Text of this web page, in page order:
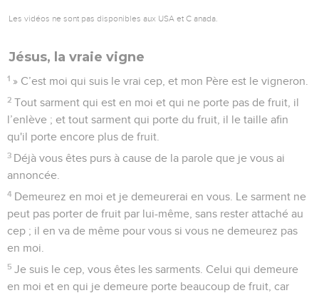
Les vidéos ne sont pas disponibles aux USA et C anada.
Jésus, la vraie vigne
1 » C’est moi qui suis le vrai cep, et mon Père est le vigneron.
2 Tout sarment qui est en moi et qui ne porte pas de fruit, il
l’enlève ; et tout sarment qui porte du fruit, il le taille afin
qu'il porte encore plus de fruit.
3 Déjà vous êtes purs à cause de la parole que je vous ai
annoncée.
4 Demeurez en moi et je demeurerai en vous. Le sarment ne
peut pas porter de fruit par lui-même, sans rester attaché au
cep ; il en va de même pour vous si vous ne demeurez pas
en moi.
5 Je suis le cep, vous êtes les sarments. Celui qui demeure
en moi et en qui je demeure porte beaucoup de fruit, car